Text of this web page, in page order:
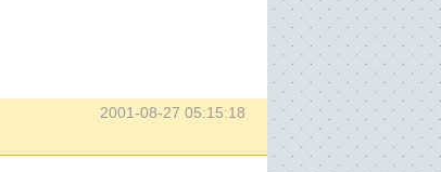
2001-08-27 05:15:18